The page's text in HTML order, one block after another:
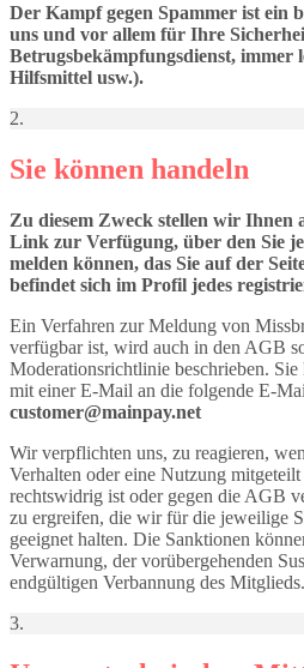
Der Kampf gegen Spammer ist ein
uns und vor allem für Ihre
Betrugsbekämpfungsdienst, immer
Hilfsmittel usw.).
2.
Sie können handeln
Zu diesem Zweck stellen wir
Link zur Verfügung, über den Sie
melden können, das Sie auf der
befindet sich im Profil jedes
Ein Verfahren zur Meldung von
verfügbar ist, wird auch in den AGB
Moderationsrichtlinie beschrieben.
mit einer E-Mail an die folgende E-
customer@mainpay.net
Wir verpflichten uns, zu reagieren,
Verhalten oder eine Nutzung
rechtswidrig ist oder gegen die AGB
zu ergreifen, die wir für die jeweilige
geeignet halten. Die Sanktionen
Verwarnung, der vorübergehenden
endgültigen Verbannung des Mitglieds.
3.